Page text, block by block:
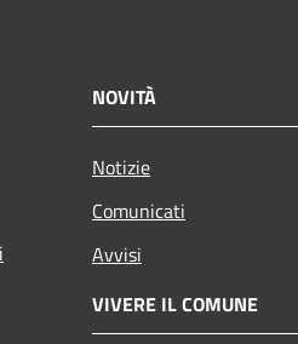
NOVITÀ
Notizie
Comunicati
Avvisi
VIVERE IL COMUNE